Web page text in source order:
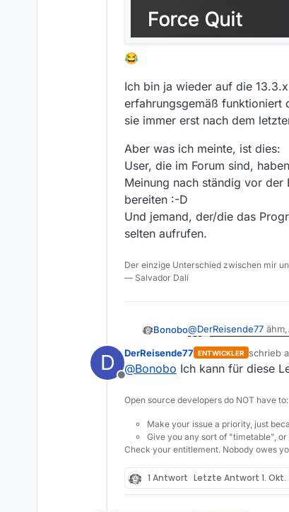
😂
Ich bin ja wieder auf die
erfahrungsgemäß funktioniert
sie immer erst nach dem
Aber was ich meinte, ist dies:
User, die im Forum sind,
Meinung nach ständig vor der
bereiten :-D
Und jemand, der/die das
selten aufrufen.
Der einzige Unterschied zwischen mir
— Salvador Dalí
Bonobo@DerReisende77 ähm,
Ich bin ja wieder auf
funktioniert das,
User, die im Forum
:-D
Und jemand, der/die
aufrufen.
D
Offline
DerReisende77 ENTWICKLER schrieb
zuletzt
@Bonobo Ich kann für diese
Open source developers do NOT have to:
Make your issue a priority, just
Give you any sort of "timetable",
Check your entitlement. Nobody owes
1 Antwort Letzte Antwort 1. Okt.